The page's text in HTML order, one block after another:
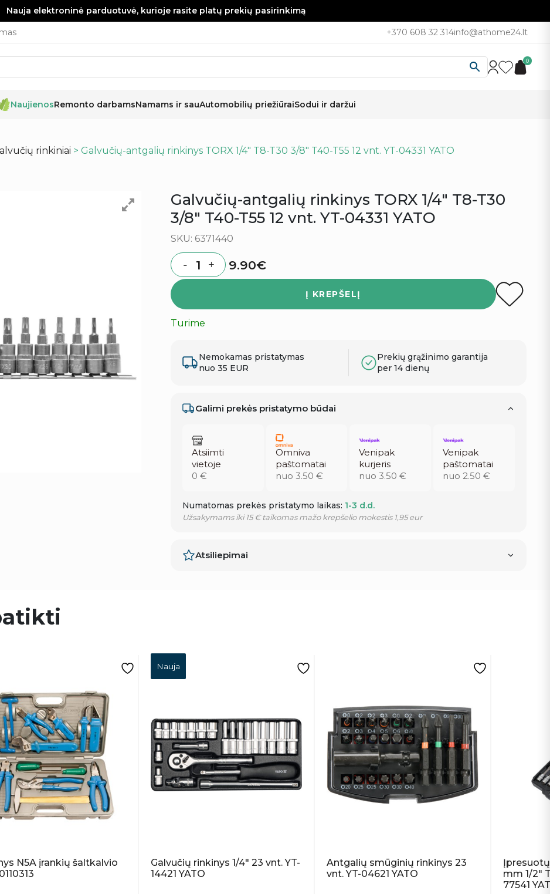
Nauja elektroninė parduotuvė, kurioje rasite platų prekių pasirinkimą
+370 608 32 314info@athome24.lt
0
NaujienosRemonto darbamsNamams ir sauAutomobilių priežiūraiSodui ir daržui
rinkiniai > Galvučių-antgalių rinkinys TORX 1/4″ T8-T30 3/8″ T40-T55 12 vnt. YT-04331 YATO
Galvučių-antgalių rinkinys TORX 1/4″ T8-T30
3/8″ T40-T55 12 vnt. YT-04331 YATO
SKU: 6371440
Quantity
- + 9.90€
Į KREPŠELĮ
Turime
Nemokamas pristatymas
nuo 35 EUR
Prekių grąžinimo garantija
per 14 dienų
Galimi prekės pristatymo būdai
Atsiimti
vietoje
0 €
Omniva
paštomatai
nuo 3.50 €
Venipak
kurjeris
nuo 3.50 €
Venipak
paštomatai
nuo 2.50 €
Numatomas prekės pristatymo laikas: 1-3 d.d.
Užsakymams iki 15 € taikomas mažo krepšelio mokestis 1,95 eur
Atsiliepimai
N5A įrankių šaltkalvio
Nauja
Galvučių rinkinys 1/4″ 23 vnt. YT-
14421 YATO
Antgalių smūginių rinkinys 23
vnt. YT-04621 YATO
mm 1/2″
77541